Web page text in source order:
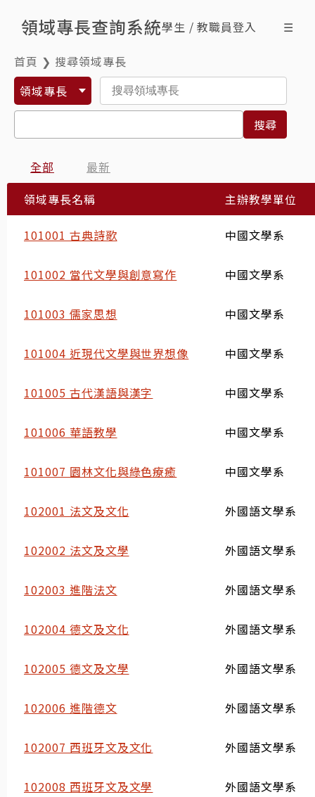
搜尋領域專長
查詢修課情形
最新消息
什麼是領域專長
領域專長查詢系統學生 / 教職員登入 ☰
首頁 ❯ 搜尋領域專長
領域專長
搜尋
全部
最新
領域專長名稱
主辦教學單位
101001 古典詩歌 中國文學系
101002 當代文學與創意寫作 中國文學系
101003 儒家思想 中國文學系
101004 近現代文學與世界想像 中國文學系
101005 古代漢語與漢字 中國文學系
101006 華語教學 中國文學系
101007 園林文化與綠色療癒 中國文學系
102001 法文及文化 外國語文學系
102002 法文及文學 外國語文學系
102003 進階法文 外國語文學系
102004 德文及文化 外國語文學系
102005 德文及文學 外國語文學系
102006 進階德文 外國語文學系
102007 西班牙文及文化 外國語文學系
102008 西班牙文及文學 外國語文學系